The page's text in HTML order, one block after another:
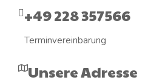
+49 228 357566
Terminvereinbarung
Unsere Adresse